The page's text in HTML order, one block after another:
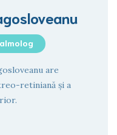
are
retiniană și a